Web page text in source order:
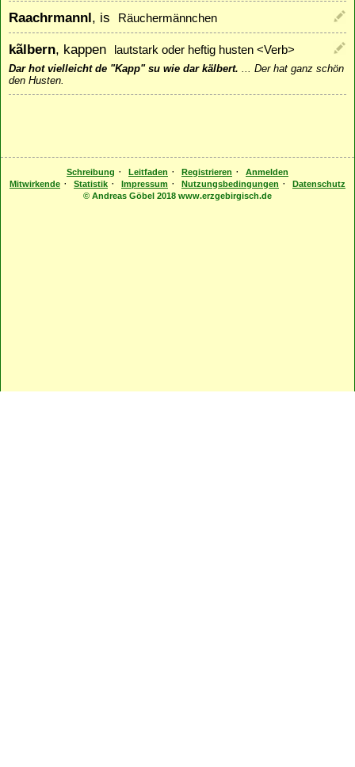
Raachrmannl, is Räuchermännchen
kãlbern, kappen lautstark oder heftig husten <Verb>
Dar hot vielleicht de "Kapp" su wie dar kälbert. ... Der hat ganz schön
den Husten.
Schreibung · Leitfaden · Registrieren ·
Anmelden
Mitwirkende · Statistik · Impressum · Nutzungsbedingungen ·
Datenschutz
© Andreas Göbel 2018 www.erzgebirgisch.de